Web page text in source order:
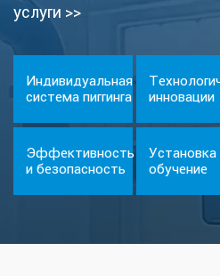
услуги >>
Индивидуальная
система пиггинга
инновации
Эффективность
и безопасность
Установка
обучение